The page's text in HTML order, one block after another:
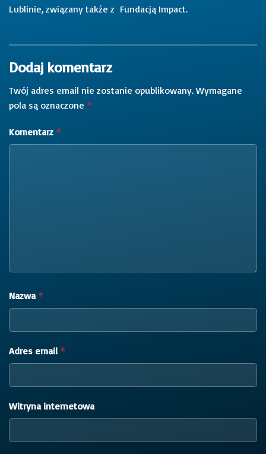
Lublinie, związany także z Fundacją Impact.
Dodaj komentarz
Twój adres email nie zostanie opublikowany. Wymagane
pola są oznaczone *
Komentarz *
Nazwa *
Adres email *
Witryna internetowa